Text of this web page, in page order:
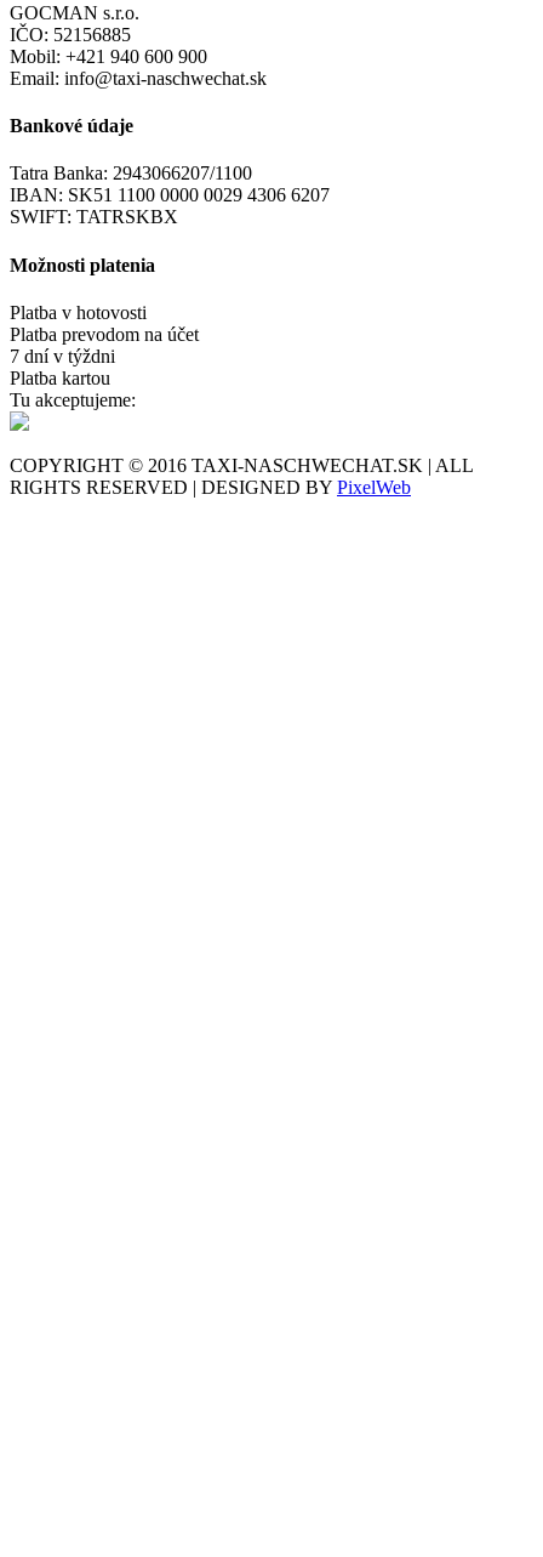
GOCMAN s.r.o.
IČO: 52156885
Mobil: +421 940 600 900
Email: info@taxi-naschwechat.sk
Bankové údaje
Tatra Banka: 2943066207/1100
IBAN: SK51 1100 0000 0029 4306 6207
SWIFT: TATRSKBX
Možnosti platenia
Platba v hotovosti
Platba prevodom na účet
7 dní v týždni
Platba kartou
Tu akceptujeme:
COPYRIGHT © 2016 TAXI-NASCHWECHAT.SK | ALL
RIGHTS RESERVED | DESIGNED BY PixelWeb